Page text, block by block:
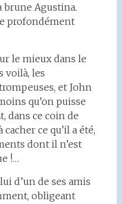
brune Agustina.
profondément
le mieux dans le
voilà, les
et John
qu’on puisse
dans ce coin de
ce qu’il a été,
dont il n’est
!…
d’un de ses amis
obligeant